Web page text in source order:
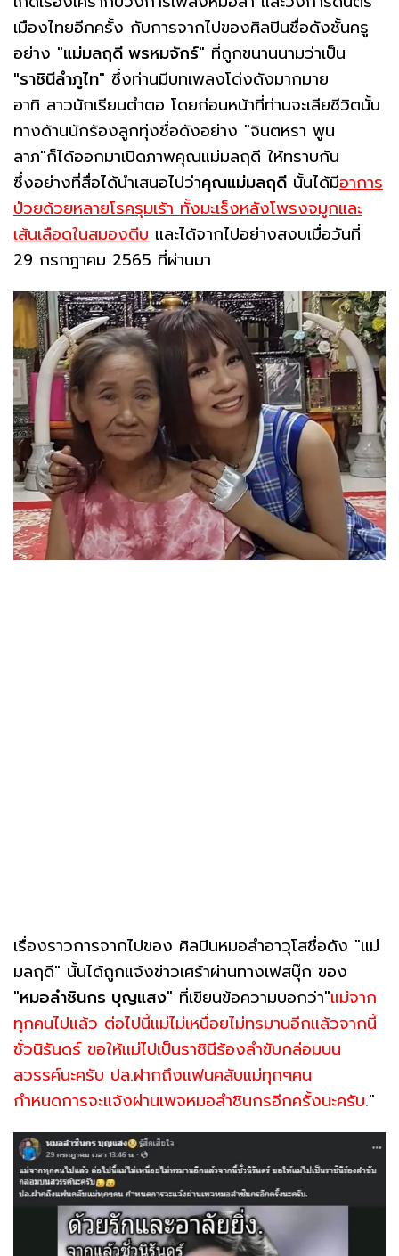
เมืองไทยอีกครั้ง กับการจากไปของศิลปินชื่อดังชั้นครู
อย่าง "แม่มลฤดี พรหมจักร์" ที่ถูกขนานนามว่าเป็น
"ราชินีลำภูไท" ซึ่งท่านมีบทเพลงโด่งดังมากมาย
อาทิ สาวนักเรียนตำตอ โดยก่อนหน้าที่ท่านจะเสียชีวิตนั้น
ทางด้านนักร้องลูกทุ่งชื่อดังอย่าง "จินตหรา พูน
ลาภ"ก็ได้ออกมาเปิดภาพคุณแม่มลฤดี ให้ทราบกัน
ซึ่งอย่างที่สื่อได้นำเสนอไปว่าคุณแม่มลฤดี นั้นได้มีอาการ
ป่วยด้วยหลายโรครุมเร้า ทั้งมะเร็งหลังโพรงจมูกและ
เส้นเลือดในสมองตีบ และได้จากไปอย่างสงบเมื่อวันที่
29 กรกฎาคม 2565 ที่ผ่านมา
เรื่องราวการจากไปของ ศิลปินหมอลำอาวุโสชื่อดัง "แม่
มลฤดี" นั้นได้ถูกแจ้งข่าวเศร้าผ่านทางเฟสบุ๊ก ของ
"หมอลำชินกร บุญแสง" ที่เขียนข้อความบอกว่า"แม่จาก
ทุกคนไปแล้ว ต่อไปนี้แม่ไม่เหนื่อยไม่ทรมานอีกแล้วจากนี้
ชั่วนิรันดร์ ขอให้แม่ไปเป็นราชินีร้องลำขับกล่อมบน
สวรรค์นะครับ ปล.ฝากถึงแฟนคลับแม่ทุกๆคน
กำหนดการจะแจ้งผ่านเพจหมอลำชินกรอีกครั้งนะครับ."